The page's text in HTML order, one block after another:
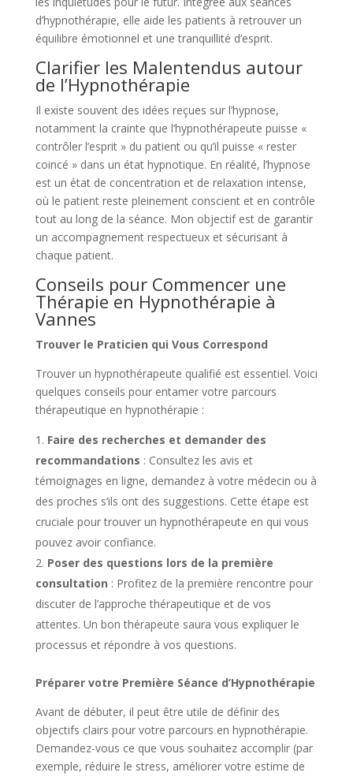
d’hypnothérapie, elle aide les patients à retrouver un
équilibre émotionnel et une tranquillité d’esprit.
Clarifier les Malentendus autour
de l’Hypnothérapie
Il existe souvent des idées reçues sur l’hypnose,
notamment la crainte que l’hypnothérapeute puisse «
contrôler l’esprit » du patient ou qu’il puisse « rester
coincé » dans un état hypnotique. En réalité, l’hypnose
est un état de concentration et de relaxation intense,
où le patient reste pleinement conscient et en contrôle
tout au long de la séance. Mon objectif est de garantir
un accompagnement respectueux et sécurisant à
chaque patient.
Conseils pour Commencer une
Thérapie en Hypnothérapie à
Vannes
Trouver le Praticien qui Vous Correspond
Trouver un hypnothérapeute qualifié est essentiel. Voici
quelques conseils pour entamer votre parcours
thérapeutique en hypnothérapie :
Faire des recherches et demander des
recommandations : Consultez les avis et
témoignages en ligne, demandez à votre médecin ou à
des proches s’ils ont des suggestions. Cette étape est
cruciale pour trouver un hypnothérapeute en qui vous
pouvez avoir confiance.
Poser des questions lors de la première
consultation : Profitez de la première rencontre pour
discuter de l’approche thérapeutique et de vos
attentes. Un bon thérapeute saura vous expliquer le
processus et répondre à vos questions.
Préparer votre Première Séance d’Hypnothérapie
Avant de débuter, il peut être utile de définir des
objectifs clairs pour votre parcours en hypnothérapie.
Demandez-vous ce que vous souhaitez accomplir (par
exemple, réduire le stress, améliorer votre estime de